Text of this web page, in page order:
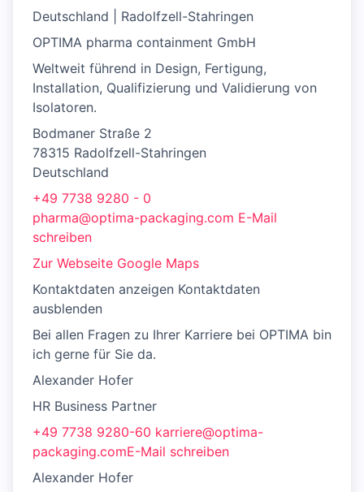
Deutschland | Radolfzell-Stahringen
OPTIMA pharma containment GmbH
Weltweit führend in Design, Fertigung,
Installation, Qualifizierung und Validierung von
Isolatoren.
Bodmaner Straße 2
78315 Radolfzell-Stahringen
Deutschland
+49 7738 9280 - 0
pharma@optima-packaging.com E-Mail
schreiben
Zur Webseite Google Maps
Kontaktdaten anzeigen Kontaktdaten
ausblenden
Bei allen Fragen zu Ihrer Karriere bei OPTIMA bin
ich gerne für Sie da.
Alexander Hofer
HR Business Partner
+49 7738 9280-60 karriere@optima-
packaging.comE-Mail schreiben
Alexander Hofer